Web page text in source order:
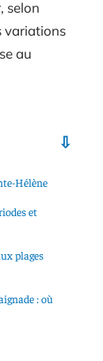
selon
variations
au
Hélène
et
plages
: où